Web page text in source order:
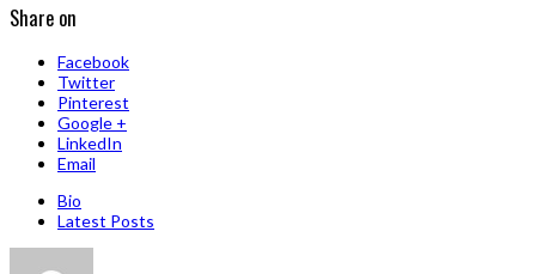
Share on
Facebook
Twitter
Pinterest
Google +
LinkedIn
Email
Bio
Latest Posts